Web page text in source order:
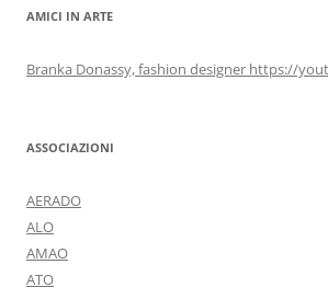
AMICI IN ARTE
Branka Donassy, fashion designer https://
ASSOCIAZIONI
AERADO
ALO
AMAO
ATO